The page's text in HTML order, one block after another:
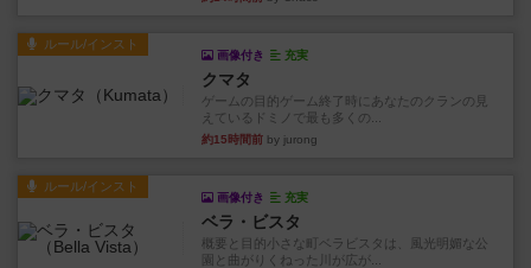
ルール/インスト
画像付き 充実
クマタ
ゲームの目的ゲーム終了時にあなたのクランの見
えているドミノで最も多くの...
約15時間前 by jurong
ルール/インスト
画像付き 充実
ベラ・ビスタ
概要と目的小さな町ベラビスタは、風光明媚な公
園と曲がりくねった川が広が...